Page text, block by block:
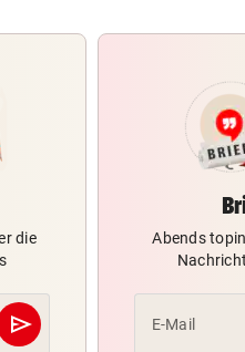
die
send
Abschicken
Abends
E-Mail